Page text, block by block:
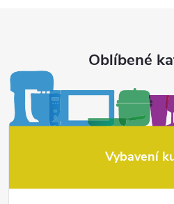
Oblíbené
Vybavení